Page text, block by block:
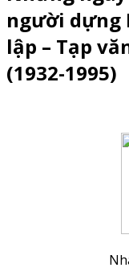
người dựng
lập – Tạp
(1932-1995)